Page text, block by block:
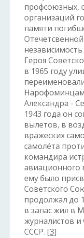
профсоюзных,
организаций
памяти
Героя
в 1965 году
Александра -
1943 года он
вылетов, в
вражеских
самолёта
командира
авиационного
ему было
Советского
продолжал до
в запас жил в
журналистов
СССР. [3]